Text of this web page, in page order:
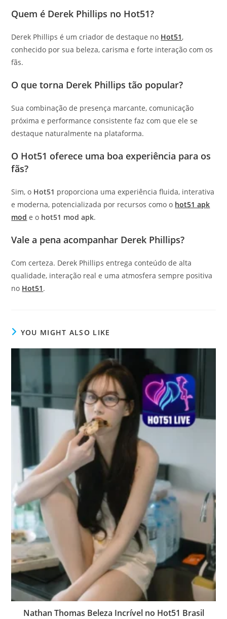
Quem é Derek Phillips no Hot51?
Derek Phillips é um criador de destaque no Hot51,
conhecido por sua beleza, carisma e forte interação com os
fãs.
O que torna Derek Phillips tão popular?
Sua combinação de presença marcante, comunicação
próxima e performance consistente faz com que ele se
destaque naturalmente na plataforma.
O Hot51 oferece uma boa experiência para os
fãs?
Sim, o Hot51 proporciona uma experiência fluida, interativa
e moderna, potencializada por recursos como o hot51 apk
mod e o hot51 mod apk.
Vale a pena acompanhar Derek Phillips?
Com certeza. Derek Phillips entrega conteúdo de alta
qualidade, interação real e uma atmosfera sempre positiva
no Hot51.
YOU MIGHT ALSO LIKE
Nathan Thomas Beleza Incrível no Hot51 Brasil